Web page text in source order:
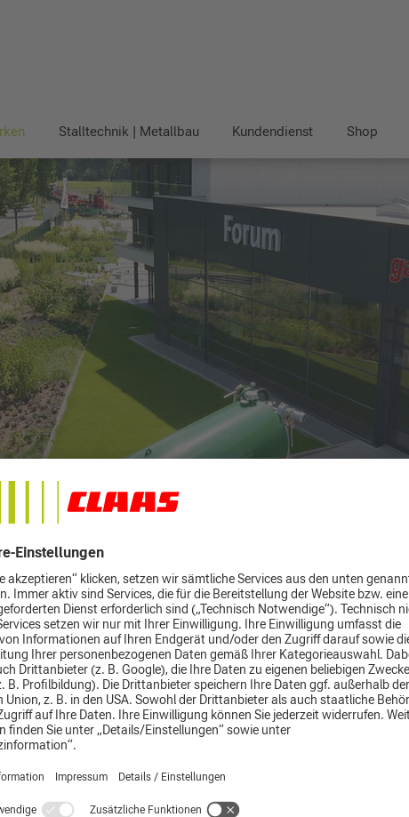
Stalltechnik | Metallbau Kundendienst Shop
Wachstum der Betriebe und das nachhaltige Wachstum der Pflanzen,
Der Name garant steht für neue und innovative Ideen die auf die
hohen Standards im Produktionsprozess, das engagierte und
bei dem die garant Güllewagen in Handarbeit aus